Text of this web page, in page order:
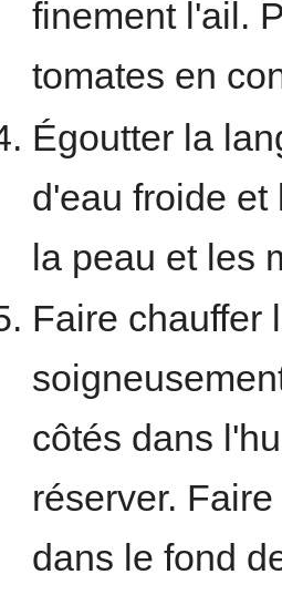
finement l'ail.
tomates en
Égoutter la
d'eau froide
la peau et les
Faire chauffer
côtés dans
réserver.
dans le fond